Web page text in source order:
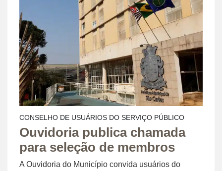
CONSELHO DE USUÁRIOS DO SERVIÇO PÚBLICO
Ouvidoria publica chamada
para seleção de membros
A Ouvidoria do Município convida usuários do